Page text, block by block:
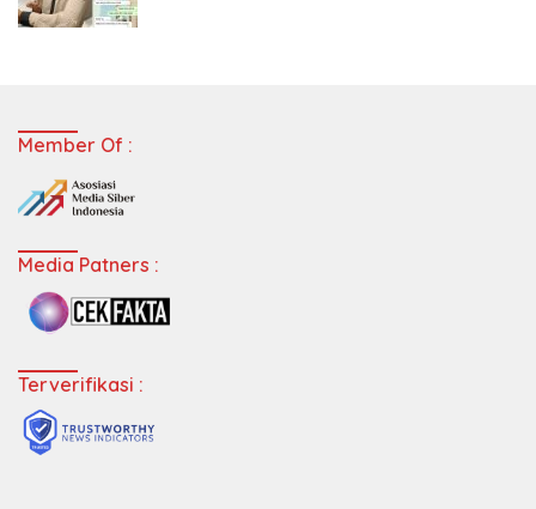
Member Of :
Media Patners :
Terverifikasi :